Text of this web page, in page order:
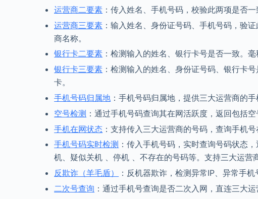
运营商二要素 ：传入姓名、手机号码，校验此两项是否一
运营商三要素 ：输入姓名、身份证号码、手机号码，验
商名称。
银行卡二要素 ：检测输入的姓名、银行卡号是否一致。
银行卡三要素 ：检测输入的姓名、身份证号码、银行卡
卡。
手机号码归属地 ：手机号码归属地，提供三大运营商的手
空号检测 ：通过手机号码查询其在网活跃度，返回包括空
手机在网状态 ：支持传入三大运营商的号码，查询手机
手机号码实时检测 ：传入手机号码，实时查询号码状态
机、疑似关机 、停机 、不存在的号码等。支持三大运营
反欺诈（羊毛盾）
：反机器欺诈，检测异常IP、异常手机
二次号查询 ：通过手机号查询是否二次入网，直连三大运